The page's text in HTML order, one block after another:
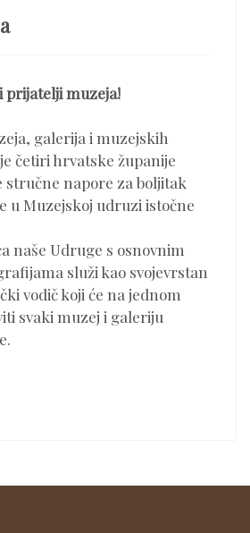
prijatelji muzeja!
galerija i muzejskih
četiri hrvatske županije
stručne napore za boljitak
u Muzejskoj udruzi istočne
naše Udruge s osnovnim
služi kao svojevrstan
vodič koji će na jednom
svaki muzej i galeriju